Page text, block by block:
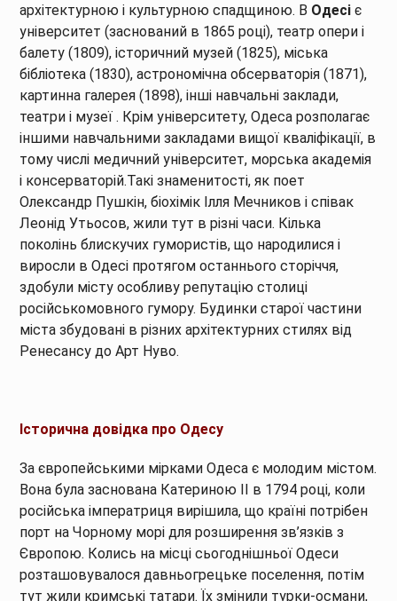
архітектурною і культурною спадщиною. В Одесі є
університет (заснований в 1865 році), театр опери і
балету (1809), історичний музей (1825), міська
бібліотека (1830), астрономічна обсерваторія (1871),
картинна галерея (1898), інші навчальні заклади,
театри і музеї . Крім університету, Одеса розполагає
іншими навчальними закладами вищої кваліфікації, в
тому числі медичний університет, морська академія
і консерваторій.Такі знаменитості, як поет
Олександр Пушкін, біохімік Ілля Мечников і співак
Леонід Утьосов, жили тут в різні часи. Кілька
поколінь блискучих гумористів, що народилися і
виросли в Одесі протягом останнього сторіччя,
здобули місту особливу репутацію столиці
російськомовного гумору. Будинки старої частини
міста збудовані в різних архітектурних стилях від
Ренесансу до Арт Нуво.
Історична довідка про Одесу
За європейськими мірками Одеса є молодим містом.
Вона була заснована Катериною II в 1794 році, коли
російська імператриця вирішила, що країні потрібен
порт на Чорному морі для розширення зв’язків з
Європою. Колись на місці сьогоднішньої Одеси
розташовувалося давньогрецьке поселення, потім
тут жили кримські татари. Їх змінили турки-османи,